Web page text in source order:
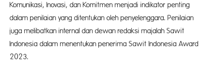
Komunikasi, Inovasi, dan Komitmen menjadi indikator penting
dalam penilaian yang ditentukan oleh penyelenggara. Penilaian
juga melibatkan internal dan dewan redaksi majalah Sawit
Indonesia dalam menentukan penerima Sawit Indonesia Award
2023.